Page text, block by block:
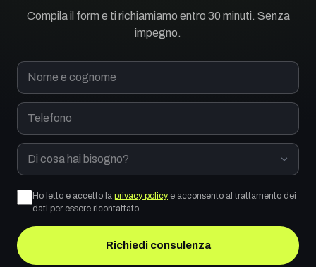
Compila il form e ti richiamiamo entro 30 minuti. Senza
impegno.
Nome e cognome
Telefono
Di cosa hai bisogno?
Richiedi consulenza
Ho letto e accetto la privacy policy e acconsento al trattamento dei
dati per essere ricontattato.